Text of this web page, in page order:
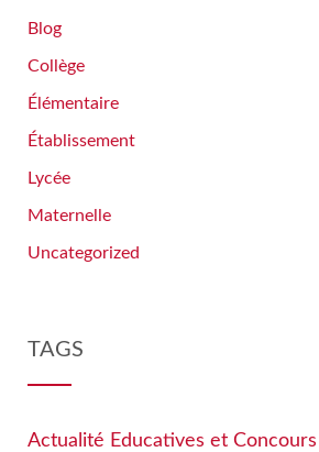
Blog
Collège
Élémentaire
Établissement
Lycée
Maternelle
Uncategorized
TAGS
Actualité Educatives et Concours